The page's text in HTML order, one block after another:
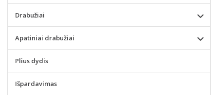
Drabužiai
Apatiniai drabužiai
Plius dydis
Išpardavimas